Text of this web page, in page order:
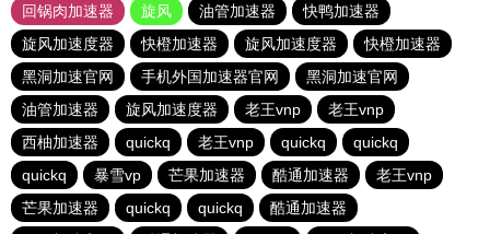
回锅肉加速器
旋风 油管加速器
快鸭加速器
旋风加速度器
快橙加速器 旋风加速度器
快橙加速器
黑洞加速官网
手机外国加速器官网
黑洞加速官网
油管加速器
旋风加速度器 老王vnp
老王vnp
西柚加速器
quickq 老王vnp quickq
quickq
quickq
暴雪vp 芒果加速器 酷通加速器
老王vnp
芒果加速器
quickq quickq
酷通加速器